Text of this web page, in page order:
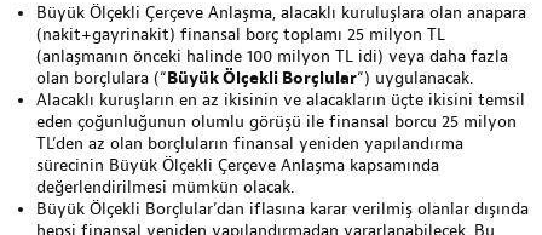
Büyük Ölçekli Çerçeve Anlaşma, alacaklı kuruluşlara olan anapara
(nakit+gayrinakit) finansal borç toplamı 25 milyon TL
(anlaşmanın önceki halinde 100 milyon TL idi) veya daha fazla
olan borçlulara (“Büyük Ölçekli Borçlular“) uygulanacak.
Alacaklı kuruşların en az ikisinin ve alacakların üçte ikisini temsil
eden çoğunluğunun olumlu görüşü ile finansal borcu 25 milyon
TL’den az olan borçluların finansal yeniden yapılandırma
sürecinin Büyük Ölçekli Çerçeve Anlaşma kapsamında
değerlendirilmesi mümkün olacak.
Büyük Ölçekli Borçlular’dan iflasına karar verilmiş olanlar dışında